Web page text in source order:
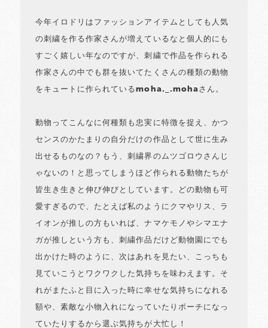
今年イロドリはファッションアイテムとしても人気
の刺繍を作る作家さんが増えているなと個人的にも
すごく嬉しい年なのですが、刺繍で作品を作られる
作家さんの中でも群を抜いてたくさんの種類の動物
をキュートに作られているmoha._.mohaさん。
動物ってこんなに何種類も忠実に特徴を捉え、かつ
センスのかたまりの自分だけの作品として世に生み
出せるものなの？もう、刺繍界のムツゴロウさんじ
ゃないの！と思ってしまうほど作られる動物たちが
皆生き生きと伸び伸びとしています。どの動物も可
愛すぎるので、たとえば私のようにクマやリス、ラ
イオンが推しの方もいれば、ナマケモノやシマエナ
ガが推しという方も、刺繍作品だけど動物園にでも
出かけた時のように、次はあれを見たい、こっちも
見ていこうとワクワクした気持ちを味わえます。そ
れがまたふと目に入った時に幸せな気持ちになれる
額や、素敵な小物入れになっていたりポーチになっ
ていたりするから選ぶ気持ちが大忙し！